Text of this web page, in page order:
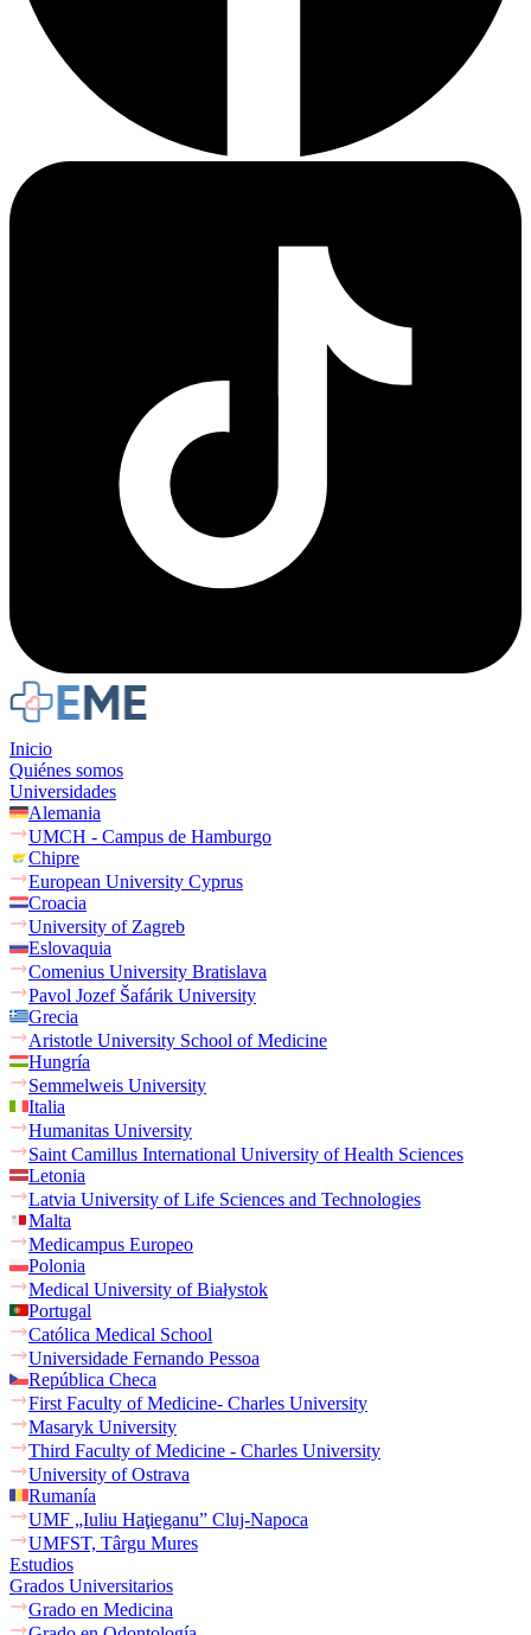
Inicio
Quiénes somos
Universidades
Alemania
UMCH - Campus de Hamburgo
Chipre
European University Cyprus
Croacia
University of Zagreb
Eslovaquia
Comenius University Bratislava
Pavol Jozef Šafárik University
Grecia
Aristotle University School of Medicine
Hungría
Semmelweis University
Italia
Humanitas University
Saint Camillus International University of Health Sciences
Letonia
Latvia University of Life Sciences and Technologies
Malta
Medicampus Europeo
Polonia
Medical University of Białystok
Portugal
Católica Medical School
Universidade Fernando Pessoa
República Checa
First Faculty of Medicine- Charles University
Masaryk University
Third Faculty of Medicine - Charles University
University of Ostrava
Rumanía
UMF „Iuliu Haţieganu” Cluj-Napoca
UMFST, Târgu Mures
Estudios
Grados Universitarios
Grado en Medicina